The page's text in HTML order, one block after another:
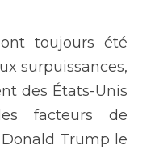
toujours été
surpuissances,
des États-Unis
facteurs de
Trump le